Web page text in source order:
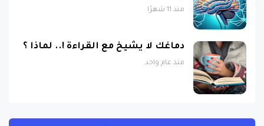
منذ 11 شهرًا
دماغك لا يشيخ مع القراءة !.. لماذا ؟
منذ عام واحد